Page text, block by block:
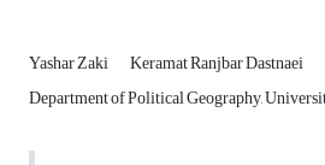
Yashar Zaki
Keramat Ranjbar Dastnaei
Department of Political Geography,